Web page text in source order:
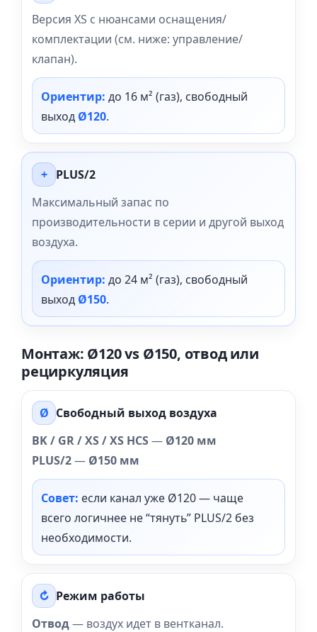
Версия XS с нюансами оснащения/
комплектации (см. ниже: управление/
клапан).
Ориентир: до 16 м² (газ), свободный
выход Ø120.
+
PLUS/2
Максимальный запас по
производительности в серии и другой выход
воздуха.
Ориентир: до 24 м² (газ), свободный
выход Ø150.
Монтаж: Ø120 vs Ø150, отвод или
рециркуляция
Ø Свободный выход воздуха
BK / GR / XS / XS HCS— Ø120 мм
PLUS/2— Ø150 мм
Совет: если канал уже Ø120 — чаще
всего логичнее не “тянуть” PLUS/2 без
необходимости.
↻ Режим работы
Отвод— воздух идет в вентканал.